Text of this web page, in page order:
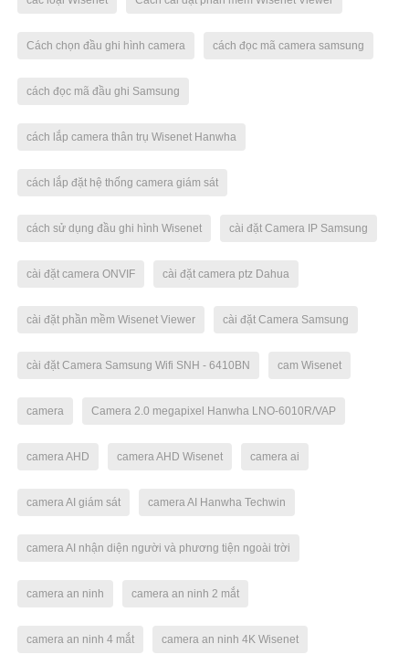
Cách chọn đầu ghi hình camera cách đọc mã camera samsung
cách đọc mã đầu ghi Samsung
cách lắp camera thân trụ Wisenet Hanwha
cách lắp đặt hệ thống camera giám sát
cách sử dụng đầu ghi hình Wisenet cài đặt Camera IP Samsung
cài đặt camera ONVIF cài đặt camera ptz Dahua
cài đặt phần mềm Wisenet Viewer cài đặt Camera Samsung
cài đặt Camera Samsung Wifi SNH - 6410BN cam Wisenet
camera Camera 2.0 megapixel Hanwha LNO-6010R/VAP
camera AHD camera AHD Wisenet camera ai
camera AI giám sát camera AI Hanwha Techwin
camera AI nhận diện người và phương tiện ngoài trời
camera an ninh camera an ninh 2 mắt
camera an ninh 4 mắt camera an ninh 4K Wisenet